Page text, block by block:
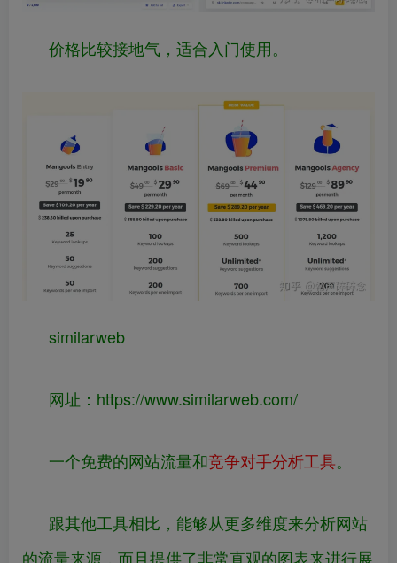
价格比较接地气，适合入门使用。
similarweb
网址： https://www.similarweb.com/
一个免费的网站流量和竞争对手分析工具。
跟其他工具相比，能够从更多维度来分析网站
的流量来源，而且提供了非常直观的图表来进行展